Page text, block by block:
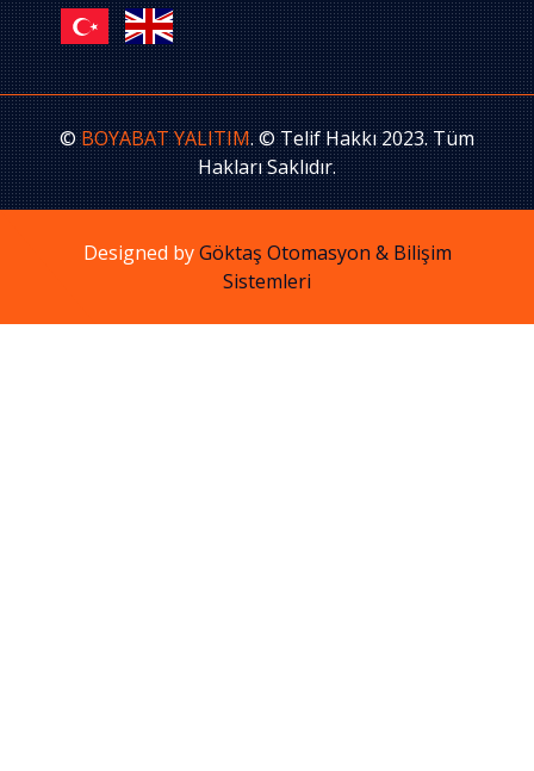
©BOYABAT YALITIM. © Telif Hakkı 2023. Tüm
Hakları Saklıdır.
Designed byGöktaş Otomasyon & Bilişim
Sistemleri